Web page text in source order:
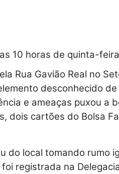
10 horas de quinta-
Rua Gavião Real no
desconhecido
e ameaças puxou a
dois cartões do Bolsa
do local tomando rumo
registrada na